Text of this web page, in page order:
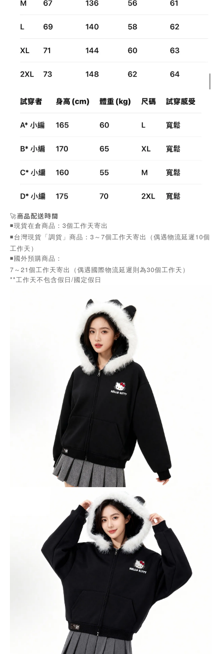
🚀商品配送時間
◾️現貨在倉商品：3個工作天寄出
◾️台灣現貨「調貨」商品：3～7個工作天寄出（偶遇物流延遲10個
工作天）
◾️國外預購商品：
7～21個工作天寄出（偶遇國際物流延遲則為30個工作天）
**工作天不包含假日/國定假日